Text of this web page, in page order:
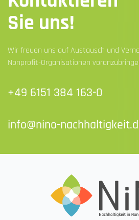
Sie uns!
Wir freuen uns auf Austausch und
Nonprofit-Organisationen
+49 6151 384 163-0
info@nino-